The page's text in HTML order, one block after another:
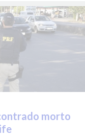
morto